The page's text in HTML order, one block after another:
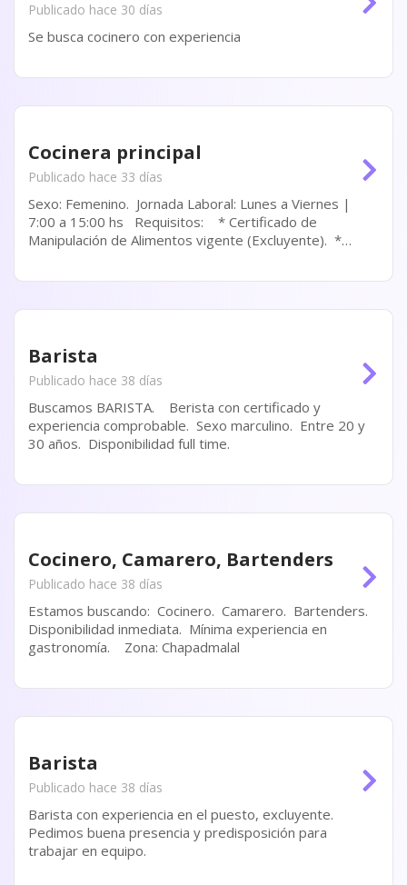
Publicado hace 30 días
Se busca cocinero con experiencia
Cocinera principal
Publicado hace 33 días
Sexo: Femenino. Jornada Laboral: Lunes a Viernes |
7:00 a 15:00 hs Requisitos: * Certificado de
Manipulación de Alimentos vigente (Excluyente). *
valorará...
Barista
Publicado hace 38 días
Buscamos BARISTA. Berista con certificado y
experiencia comprobable. Sexo marculino. Entre 20 y
Cocinero, Camarero, Bartenders
Publicado hace 38 días
Estamos buscando: Cocinero. Camarero. Bartenders.
Disponibilidad inmediata. Mínima experiencia en
gastronomía. Zona: Chapadmalal
Barista
Publicado hace 38 días
Barista con experiencia en el puesto, excluyente.
Pedimos buena presencia y predisposición para
trabajar en equipo.